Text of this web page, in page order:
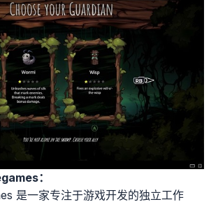
：
是一家专注于游戏开发的独立工作